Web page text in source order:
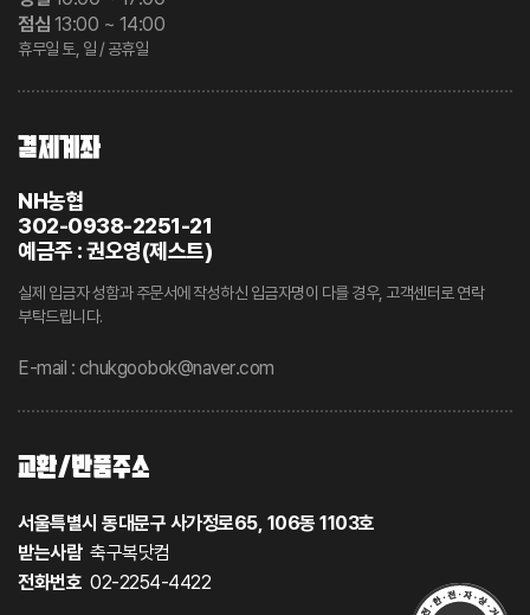
점심13:00 ~ 14:00
휴무일 토, 일 / 공휴일
결제계좌
NH농협
302-0938-2251-21
예금주 : 권오영(제스트)
실제 입금자 성함과 주문서에 작성하신 입금자명이 다를 경우, 고객센터로 연락
부탁드립니다.
E-mail : chukgoobok@naver.com
교환/반품주소
서울특별시 동대문구 사가정로65, 106동 1103호
받는사람축구복닷컴
전화번호 02-2254-4422